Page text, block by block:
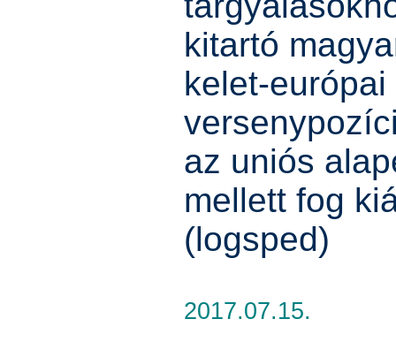
kitartó
kelet-
az uniós
mellett fog
(logsped)
2017.07.15.